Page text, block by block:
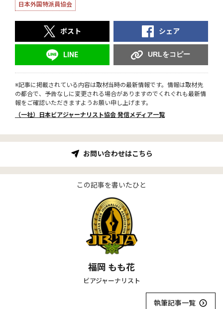
日本外国特派員協会
ポスト シェア
LINE URLをコピー
※記事に掲載されている内容は取材当時の最新情報です。情報は取材先
の都合で、予告なしに変更される場合がありますのでくれぐれも最新情
報をご確認いただきますようお願い申し上げます。
（一社）日本ビアジャーナリスト協会 発信メディア一覧
お問い合わせはこちら
この記事を書いたひと
福岡 もも花
ビアジャーナリスト
執筆記事一覧